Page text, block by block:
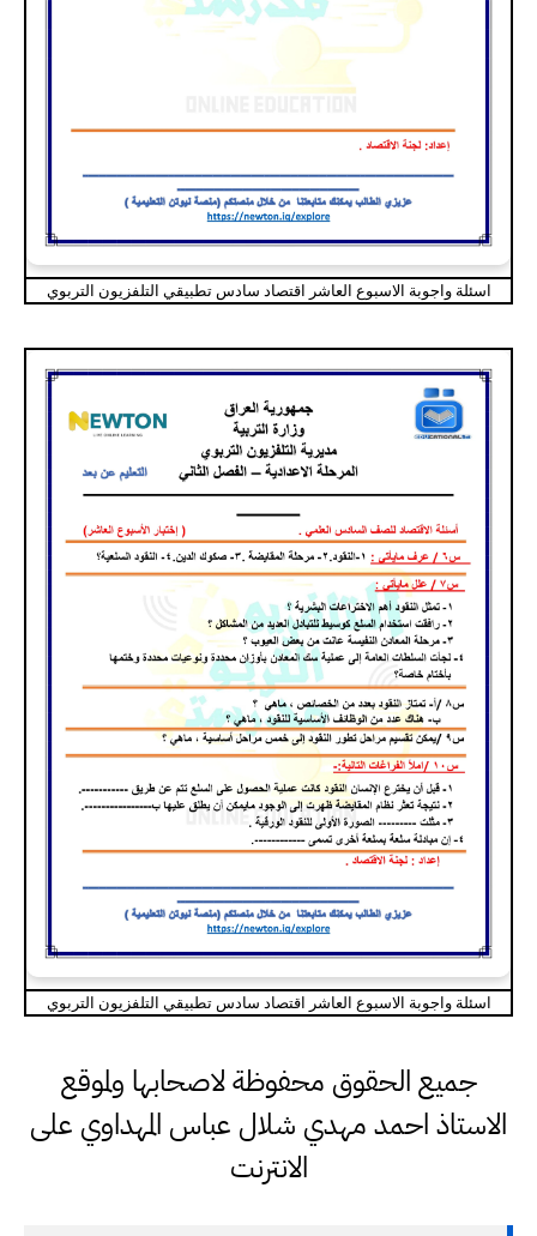
اسئلة واجوبة الاسبوع العاشر اقتصاد سادس تطبيقي التلفزيون التربوي
اسئلة واجوبة الاسبوع العاشر اقتصاد سادس تطبيقي التلفزيون التربوي
جميع الحقوق محفوظة لاصحابها ولموقع
الاستاذ احمد مهدي شلال عباس المهداوي على
الانترنت